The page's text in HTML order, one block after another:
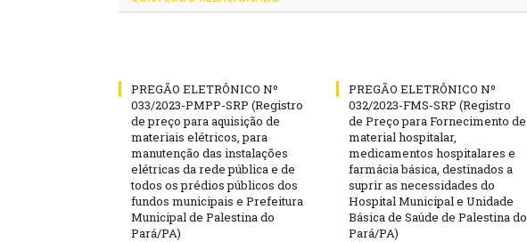
PREGÃO ELETRÔNICO Nº
033/2023-PMPP-SRP (Registro
de preço para aquisição de
materiais elétricos, para
manutenção das instalações
elétricas da rede pública e de
todos os prédios públicos dos
fundos municipais e Prefeitura
Municipal de Palestina do
Pará/PA)
PREGÃO ELETRÔNICO Nº
032/2023-FMS-SRP (Registro
de Preço para Fornecimento de
material hospitalar,
medicamentos hospitalares e
farmácia básica, destinados a
suprir as necessidades do
Hospital Municipal e Unidade
Básica de Saúde de Palestina do
Pará/PA)